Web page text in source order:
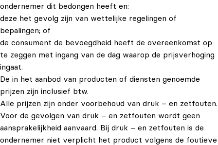
ondernemer dit bedongen heeft en:
deze het gevolg zijn van wettelijke regelingen of
bepalingen; of
de consument de bevoegdheid heeft de overeenkomst op
te zeggen met ingang van de dag waarop de prijsverhoging
ingaat.
De in het aanbod van producten of diensten genoemde
prijzen zijn inclusief btw.
Alle prijzen zijn onder voorbehoud van druk – en zetfouten.
Voor de gevolgen van druk – en zetfouten wordt geen
aansprakelijkheid aanvaard. Bij druk – en zetfouten is de
ondernemer niet verplicht het product volgens de foutieve